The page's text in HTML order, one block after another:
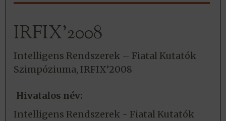
IRFIX’2008
Intelligens Rendszerek – Fiatal Kutatók
Szimpóziuma, IRFIX’2008
Hivatalos név:
Intelligens Rendszerek - Fiatal Kutatók